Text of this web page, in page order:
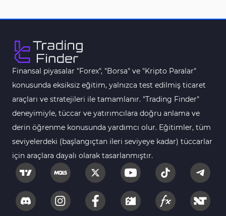
Finansal piyasalar "Forex", "Borsa" ve "Kripto Paralar"
konusunda eksiksiz eğitim, yalnızca test edilmiş ticaret
araçları ve stratejileri ile tamamlanır. "Trading Finder"
deneyimiyle, tüccar ve yatırımcılara doğru anlama ve
derin öğrenme konusunda yardımcı olur. Eğitimler, tüm
seviyelerdeki (başlangıçtan ileri seviyeye kadar) tüccarlar
için araçlara dayalı olarak tasarlanmıştır.